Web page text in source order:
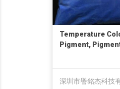
Temperature
Pigment,
深圳市譽銘杰科技